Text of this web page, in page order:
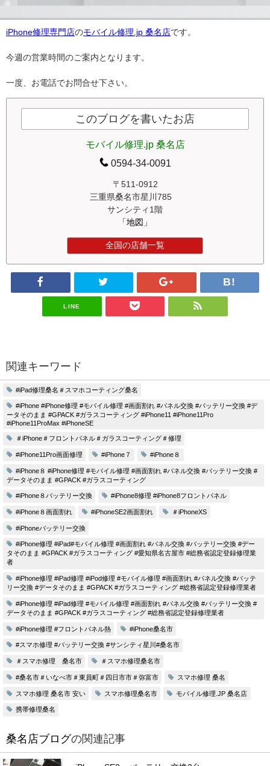
iPhone修理専門店のモバイル修理.jp 桑名店です。
今週の営業時間のご案内となります。
一度、お電話でお問合せ下さい。
このブログを書いたお店
モバイル修理.jp 桑名店
0594-34-0091
〒511-0912
三重県桑名市星川785
サンシティ1階
「地図」
全国の店舗一覧
LINE
関連キーワード
#iPad修理桑名＃スマホコーティング桑名
#iPhone #iPhone修理 #モバイル修理 #画面割れ #パネル交換 #バッテリー交換 #デ
ータそのまま #GPACK #ガラスコーティング #iPhone11 #iPhone11Pro
#iPhone11ProMax #iPhoneSE
＃iPhone＃フロントパネル＃ガラスコーティング＃修理
#iPhone11Pro画面修理 #iPhone７ #iPhone８
#iPhone８ #iPhone修理 #モバイル修理 #画面割れ #パネル交換 #バッテリー交換 #
データそのまま #GPACK #ガラスコーティング
#iPhone８バッテリー交換 #iPhone8修理 #iPhone8フロントパネル
#iPhone８画面割れ #iPhoneSE2画面割れ ＃iPhoneXS
#iPhoneバッテリー交換
#iPhone修理 #iPad#モバイル修理 #画面割れ #パネル交換 #バッテリー交換 #デー
タそのまま #GPACK #ガラスコーティング #愛知県名古屋市 #総務省認定登録修理業
者
#iPhone修理 #iPad修理 #iPod修理 #モバイル修理 #画面割れ #パネル交換 #バッテ
リー交換 #データそのまま #GPACK #ガラスコーティング #総務省認定登録修理業者
#iPhone修理 #iPad修理 #モバイル修理 #画面割れ #パネル交換 #バッテリー交換 #
データそのまま #GPACK #ガラスコーティング #総務省認定登録修理業者
#iPhone修理 #フロントパネル熱 #iPhone桑名市
#スマホ修理 #バッテリー交換 #サンシティ星川#桑名市
＃スマホ修理 桑名市 ＃スマホ修理桑名市
#桑名市＃いなべ市＃東員町＃四日市市＃弥富市 スマホ修理 桑名
スマホ修理 桑名市 安い スマホ修理桑名市 モバイル修理.JP 桑名店
携帯修理桑名
桑名店ブログの関連記事